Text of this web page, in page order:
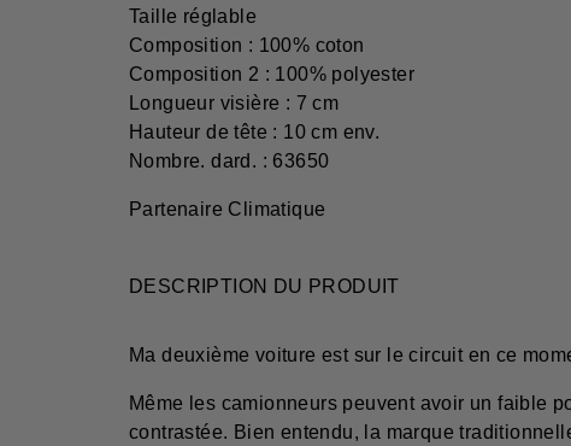
Taille réglable
Composition : 100% coton
Composition 2 : 100% polyester
Longueur visière : 7 cm
Hauteur de tête : 10 cm env.
Nombre. dard. : 63650
Partenaire Climatique
DESCRIPTION DU PRODUIT
Ma deuxième voiture est sur le circuit en ce
Même les camionneurs peuvent avoir un faible
contrastée. Bien entendu, la marque